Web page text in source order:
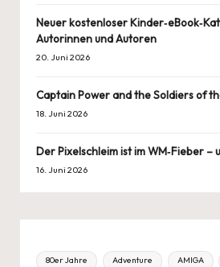
Neuer kostenloser
Autorinnen und Autoren
20. Juni 2026
Captain Power and the Soldiers of
18. Juni 2026
Der Pixelschleim ist im WM‑Fieber –
16. Juni 2026
80er Jahre Adventure AMIGA